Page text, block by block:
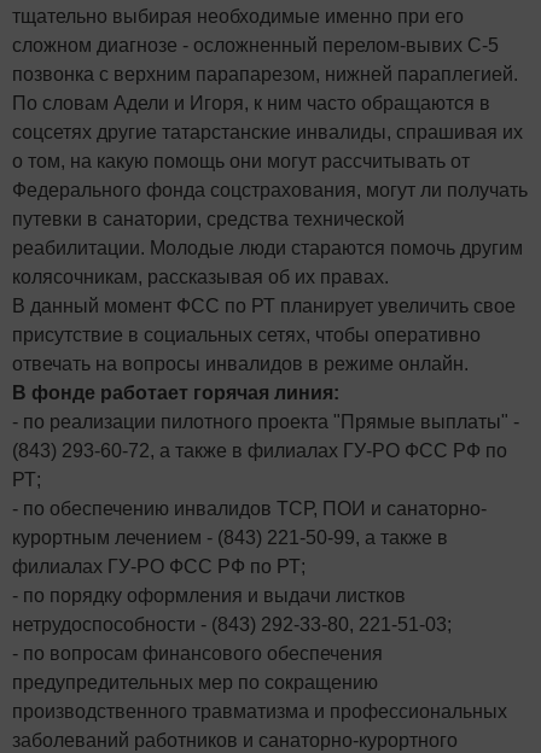
тщательно выбирая необходимые именно при его
сложном диагнозе - осложненный перелом-вывих С-5
позвонка с верхним парапарезом, нижней параплегией.
По словам Адели и Игоря, к ним часто обращаются в
соцсетях другие татарстанские инвалиды, спрашивая их
о том, на какую помощь они могут рассчитывать от
Федерального фонда соцстрахования, могут ли получать
путевки в санатории, средства технической
реабилитации. Молодые люди стараются помочь другим
колясочникам, рассказывая об их правах.
В данный момент ФСС по РТ планирует увеличить свое
присутствие в социальных сетях, чтобы оперативно
отвечать на вопросы инвалидов в режиме онлайн.
В фонде работает горячая линия:
- по реализации пилотного проекта "Прямые выплаты" -
(843) 293-60-72, а также в филиалах ГУ-РО ФСС РФ по
РТ;
- по обеспечению инвалидов ТСР, ПОИ и санаторно-
курортным лечением - (843) 221-50-99, а также в
филиалах ГУ-РО ФСС РФ по РТ;
- по порядку оформления и выдачи листков
нетрудоспособности - (843) 292-33-80, 221-51-03;
- по вопросам финансового обеспечения
предупредительных мер по сокращению
производственного травматизма и профессиональных
заболеваний работников и санаторно-курортного